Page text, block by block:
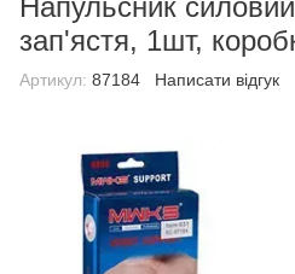
Напульсник
зап'ястя, 1шт,
Артикул: 87184 Написати відгук